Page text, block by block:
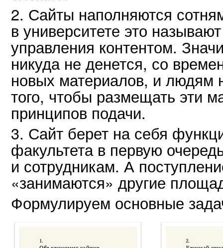
2. Сайты наполняются
в университете это
управления контентом.
никуда не денется, со
новых материалов, и людям
того, чтобы размещать эти
принципов подачи.
3. Сайт берет на себя
факультета в первую
и сотрудникам. А
«занимаются» другие
Формулируем основные